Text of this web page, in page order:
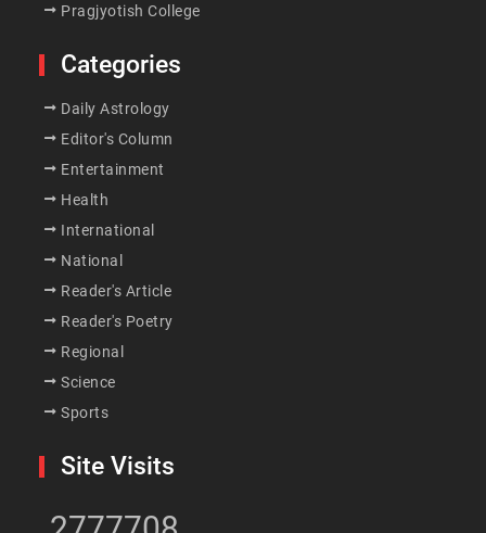
Pragjyotish College
Categories
Daily Astrology
Editor's Column
Entertainment
Health
International
National
Reader's Article
Reader's Poetry
Regional
Science
Sports
Site Visits